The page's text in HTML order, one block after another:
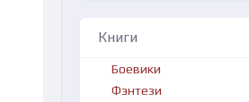
Книги
Боевики
Фэнтези